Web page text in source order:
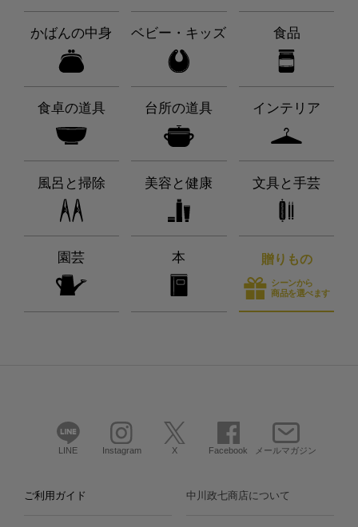
かばんの中身 ベビー・キッズ 食品
食卓の道具 台所の道具 インテリア
風呂と掃除 美容と健康 文具と手芸
園芸 本 贈りもの
シーンから
商品を選べます
LINE Instagram X Facebook メールマガジン
ご利用ガイド 中川政七商店について